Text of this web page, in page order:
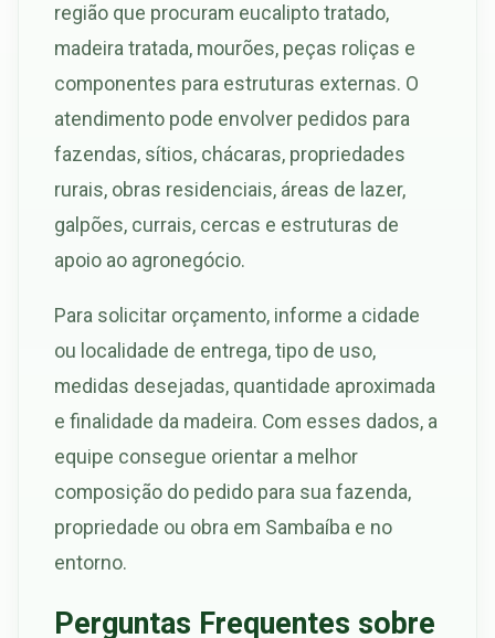
região que procuram eucalipto tratado,
madeira tratada, mourões, peças roliças e
componentes para estruturas externas. O
atendimento pode envolver pedidos para
fazendas, sítios, chácaras, propriedades
rurais, obras residenciais, áreas de lazer,
galpões, currais, cercas e estruturas de
apoio ao agronegócio.
Para solicitar orçamento, informe a cidade
ou localidade de entrega, tipo de uso,
medidas desejadas, quantidade aproximada
e finalidade da madeira. Com esses dados, a
equipe consegue orientar a melhor
composição do pedido para sua fazenda,
propriedade ou obra em Sambaíba e no
entorno.
Perguntas Frequentes sobre